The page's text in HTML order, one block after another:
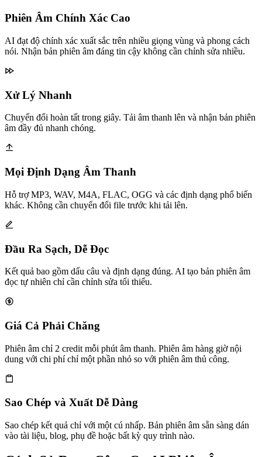
Phiên Âm Chính Xác Cao
AI đạt độ chính xác xuất sắc trên nhiều giọng vùng và phong cách
nói. Nhận bản phiên âm đáng tin cậy không cần chỉnh sửa nhiều.
Xử Lý Nhanh
Chuyển đổi hoàn tất trong giây. Tải âm thanh lên và nhận bản phiên
âm đầy đủ nhanh chóng.
Mọi Định Dạng Âm Thanh
Hỗ trợ MP3, WAV, M4A, FLAC, OGG và các định dạng phổ biến
khác. Không cần chuyển đổi file trước khi tải lên.
Đầu Ra Sạch, Dễ Đọc
Kết quả bao gồm dấu câu và định dạng đúng. AI tạo bản phiên âm
đọc tự nhiên chỉ cần chỉnh sửa tối thiểu.
Giá Cả Phải Chăng
Phiên âm chỉ 2 credit mỗi phút âm thanh. Phiên âm hàng giờ nội
dung với chi phí chỉ một phần nhỏ so với phiên âm thủ công.
Sao Chép và Xuất Dễ Dàng
Sao chép kết quả chỉ với một cú nhấp. Bản phiên âm sẵn sàng dán
vào tài liệu, blog, phụ đề hoặc bất kỳ quy trình nào.